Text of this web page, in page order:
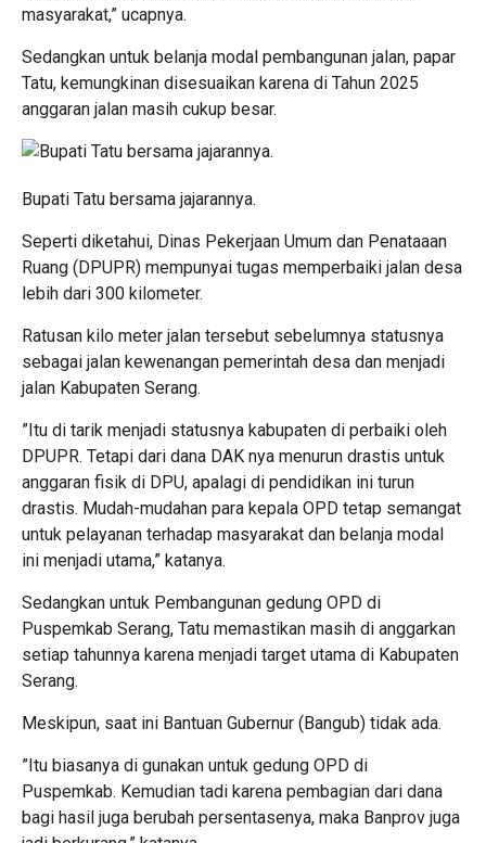
masyarakat,” ucapnya.
Sedangkan untuk belanja modal pembangunan jalan, papar
Tatu, kemungkinan disesuaikan karena di Tahun 2025
anggaran jalan masih cukup besar.
Bupati Tatu bersama jajarannya.
Seperti diketahui, Dinas Pekerjaan Umum dan Penataaan
Ruang (DPUPR) mempunyai tugas memperbaiki jalan desa
lebih dari 300 kilometer.
Ratusan kilo meter jalan tersebut sebelumnya statusnya
sebagai jalan kewenangan pemerintah desa dan menjadi
jalan Kabupaten Serang.
”Itu di tarik menjadi statusnya kabupaten di perbaiki oleh
DPUPR. Tetapi dari dana DAK nya menurun drastis untuk
anggaran fisik di DPU, apalagi di pendidikan ini turun
drastis. Mudah-mudahan para kepala OPD tetap semangat
untuk pelayanan terhadap masyarakat dan belanja modal
ini menjadi utama,” katanya.
Sedangkan untuk Pembangunan gedung OPD di
Puspemkab Serang, Tatu memastikan masih di anggarkan
setiap tahunnya karena menjadi target utama di Kabupaten
Serang.
Meskipun, saat ini Bantuan Gubernur (Bangub) tidak ada.
”Itu biasanya di gunakan untuk gedung OPD di
Puspemkab. Kemudian tadi karena pembagian dari dana
bagi hasil juga berubah persentasenya, maka Banprov juga